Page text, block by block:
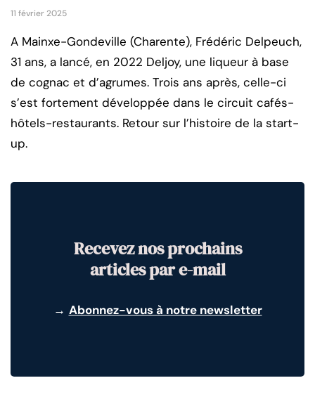
11 février 2025
A Mainxe-Gondeville (Charente), Frédéric Delpeuch,
31 ans, a lancé, en 2022 Deljoy, une liqueur à base
de cognac et d’agrumes. Trois ans après, celle-ci
s’est fortement développée dans le circuit cafés-
hôtels-restaurants. Retour sur l’histoire de la start-
up.
Recevez nos prochains
articles par e-mail
→ Abonnez-vous à notre newsletter